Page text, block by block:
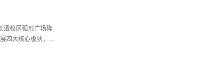
清校区弧形广场隆
四大核心板块，共